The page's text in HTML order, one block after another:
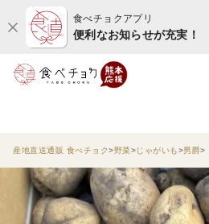
食べチョクアプリ
便利なお知らせが充実！
産地直送通販 食べチョク 野菜 じゃがいも 男爵